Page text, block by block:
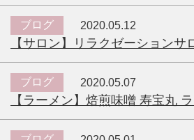
ブログ 2020.05.12
【サロン】リラクゼーションサ
ブログ 2020.05.07
【ラーメン】焙煎味噌 寿宝丸